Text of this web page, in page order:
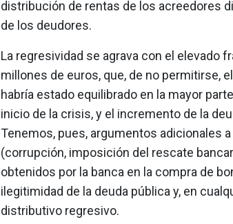
distribución de rentas de los acreedores
de los deudores.
La regresividad se agrava con el elevado
millones de euros, que, de no permitirse,
habría estado equilibrado en la mayor
inicio de la crisis, y el incremento de la
Tenemos, pues, argumentos adicionales
(corrupción, imposición del rescate
obtenidos por la banca en la compra de
ilegitimidad de la deuda pública y, en
distributivo regresivo.